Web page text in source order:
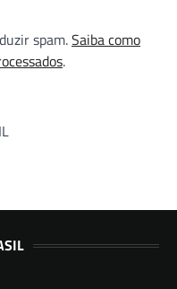
spam.Saiba como
.